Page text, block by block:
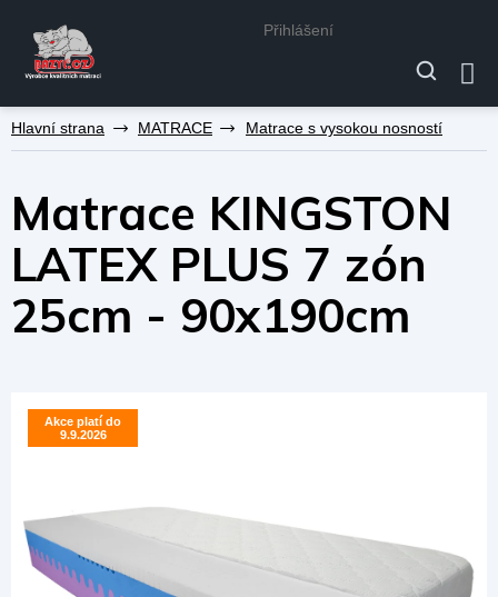
na
Přihlášení
MATRACE Matrace s vysokou nosností
Matrace KINGSTON
LATEX PLUS 7 zón
25cm - 90x190cm
Akce platí do
9.9.2026
Akce platí do
9.9.2026